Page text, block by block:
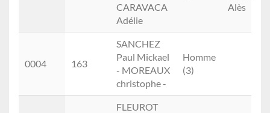
CARAVACA
Adélie
Alès
0004 163
SANCHEZ
Paul Mickael
- MOREAUX
christophe -
Homme
(3)
FLEUROT